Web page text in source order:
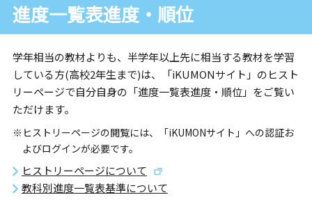
進度一覧表進度・順位
学年相当の教材よりも、半学年以上先に相当する教材を学習
している方(高校2年生まで)は、「iKUMONサイト」のヒスト
リーページで自分自身の「進度一覧表進度・順位」をご覧い
ただけます。
※ヒストリーページの閲覧には、「iKUMONサイト」への認証お
よびログインが必要です。
ヒストリーページについて
教科別進度一覧表基準について